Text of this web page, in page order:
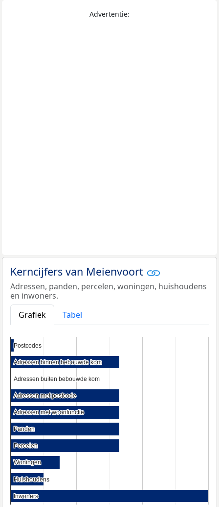
Advertentie:
Kerncijfers van Meienvoort
Adressen, panden, percelen, woningen, huishoudens
en inwoners.
Grafiek
Tabel
Postcodes
Postcodes
Adressen binnen bebouwde kom
Adressen binnen bebouwde kom
Adressen buiten bebouwde kom
Adressen buiten bebouwde kom
Adressen met postcode
Adressen met postcode
Adressen met woonfunctie
Adressen met woonfunctie
Panden
Panden
Percelen
Percelen
Woningen
Woningen
Huishoudens
Huishoudens
Inwoners
Inwoners